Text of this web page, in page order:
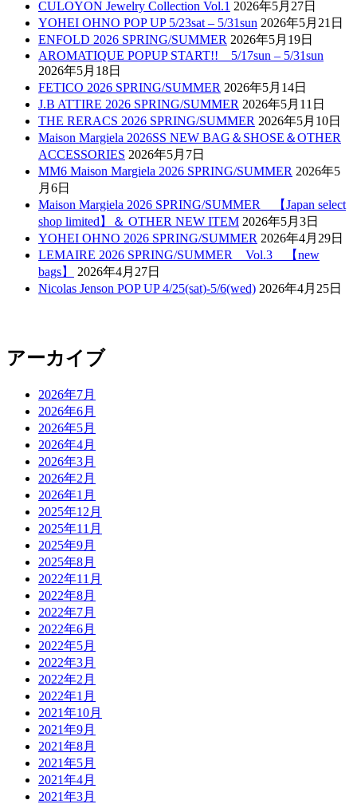
CULOYON Jewelry Collection Vol.1 2026年5月27日
YOHEI OHNO POP UP 5/23sat – 5/31sun 2026年5月21日
ENFOLD 2026 SPRING/SUMMER 2026年5月19日
AROMATIQUE POPUP START!! 5/17sun – 5/31sun
2026年5月18日
FETICO 2026 SPRING/SUMMER 2026年5月14日
J.B ATTIRE 2026 SPRING/SUMMER 2026年5月11日
THE RERACS 2026 SPRING/SUMMER 2026年5月10日
Maison Margiela 2026SS NEW BAG＆SHOSE＆OTHER
ACCESSORIES 2026年5月7日
MM6 Maison Margiela 2026 SPRING/SUMMER 2026年5
月6日
Maison Margiela 2026 SPRING/SUMMER 【Japan select
shop limited】＆ OTHER NEW ITEM 2026年5月3日
YOHEI OHNO 2026 SPRING/SUMMER 2026年4月29日
LEMAIRE 2026 SPRING/SUMMER Vol.3 【new
bags】
2026年4月27日
Nicolas Jenson POP UP 4/25(sat)-5/6(wed) 2026年4月25日
アーカイブ
2026年7月
2026年6月
2026年5月
2026年4月
2026年3月
2026年2月
2026年1月
2025年12月
2025年11月
2025年9月
2025年8月
2022年11月
2022年8月
2022年7月
2022年6月
2022年5月
2022年3月
2022年2月
2022年1月
2021年10月
2021年9月
2021年8月
2021年5月
2021年4月
2021年3月